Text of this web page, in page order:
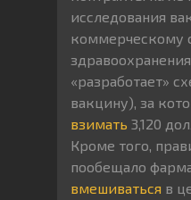
исследования
коммерческому
«разработает»
вакцину), за
взимать 3,120
Кроме того,
пообещало
вмешиваться в